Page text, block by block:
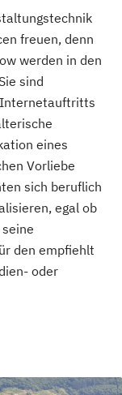
freuen, denn
werden in den
sind
Internetauftritts
eines
Vorliebe
sich beruflich
egal ob
den empfiehlt
oder